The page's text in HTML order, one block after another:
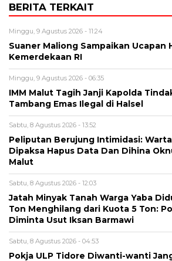
BERITA TERKAIT
Minggu, 9 Agustus 2026 - 11:24
Suaner Maliong Sampaikan Ucapan
Kemerdekaan RI
Minggu, 9 Agustus 2026 - 06:35
IMM Malut Tagih Janji Kapolda
Tambang Emas Ilegal di Halsel
Sabtu, 8 Agustus 2026 - 13:52
Peliputan Berujung Intimidasi:
Dipaksa Hapus Data Dan Dihina
Malut
Sabtu, 8 Agustus 2026 - 12:03
Jatah Minyak Tanah Warga Yaba
Ton Menghilang dari Kuota 5 Ton:
Diminta Usut Iksan Barmawi
Sabtu, 8 Agustus 2026 - 04:53
Pokja ULP Tidore Diwanti-wanti